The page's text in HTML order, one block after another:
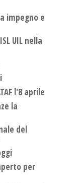
impegno e
UIL nella
l'8 aprile
la
del
per